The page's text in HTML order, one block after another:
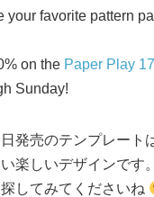
your favorite pattern
on the Paper Play
Sunday!
発売のテンプレート
楽しいデザインです
してみてくださいね